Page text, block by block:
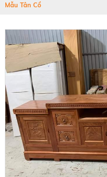
Mẫu Tân Cổ